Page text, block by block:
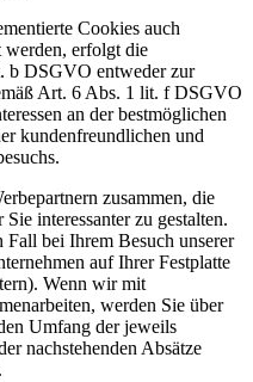
Cookies auch
werden, erfolgt die
b DSGVO entweder zur
Art. 6 Abs. 1 lit. f DSGVO
an der bestmöglichen
kundenfreundlichen und
zusammen, die
interessanter zu gestalten.
bei Ihrem Besuch unserer
auf Ihrer Festplatte
Wenn wir mit
werden Sie über
Umfang der jeweils
nachstehenden Absätze